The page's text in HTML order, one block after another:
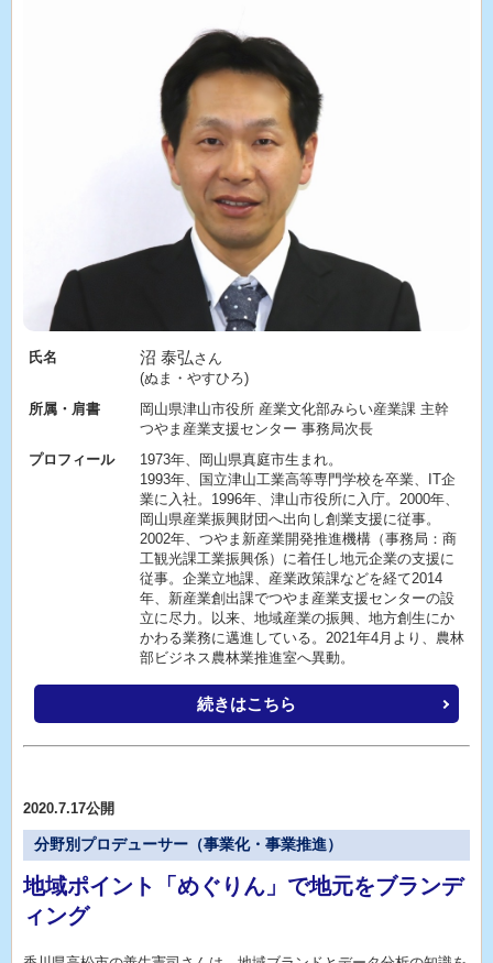
氏名 沼 泰弘さん
(ぬま・やすひろ)
所属・肩書
岡山県津山市役所 産業文化部みらい産業課 主幹
つやま産業支援センター 事務局次長
プロフィール
1973年、岡山県真庭市生まれ。
1993年、国立津山工業高等専門学校を卒業、IT企
業に入社。1996年、津山市役所に入庁。2000年、
岡山県産業振興財団へ出向し創業支援に従事。
2002年、つやま新産業開発推進機構（事務局：商
工観光課工業振興係）に着任し地元企業の支援に
従事。企業立地課、産業政策課などを経て2014
年、新産業創出課でつやま産業支援センターの設
立に尽力。以来、地域産業の振興、地方創生にか
かわる業務に邁進している。2021年4月より、農林
部ビジネス農林業推進室へ異動。
続きはこちら
2020.7.17公開
分野別プロデューサー（事業化・事業推進）
地域ポイント「めぐりん」で地元をブランデ
ィング